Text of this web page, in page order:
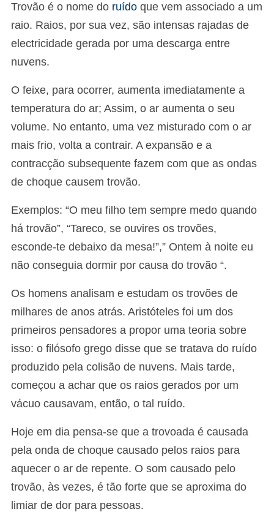
Trovão é o nome do ruído que vem associado a um
raio. Raios, por sua vez, são intensas rajadas de
electricidade gerada por uma descarga entre
nuvens.
O feixe, para ocorrer, aumenta imediatamente a
temperatura do ar; Assim, o ar aumenta o seu
volume. No entanto, uma vez misturado com o ar
mais frio, volta a contrair. A expansão e a
contracção subsequente fazem com que as ondas
de choque causem trovão.
Exemplos: “O meu filho tem sempre medo quando
há trovão”, “Tareco, se ouvires os trovões,
esconde-te debaixo da mesa!”,” Ontem à noite eu
não conseguia dormir por causa do trovão “.
Os homens analisam e estudam os trovões de
milhares de anos atrás. Aristóteles foi um dos
primeiros pensadores a propor uma teoria sobre
isso: o filósofo grego disse que se tratava do ruído
produzido pela colisão de nuvens. Mais tarde,
começou a achar que os raios gerados por um
vácuo causavam, então, o tal ruído.
Hoje em dia pensa-se que a trovoada é causada
pela onda de choque causado pelos raios para
aquecer o ar de repente. O som causado pelo
trovão, às vezes, é tão forte que se aproxima do
limiar de dor para pessoas.